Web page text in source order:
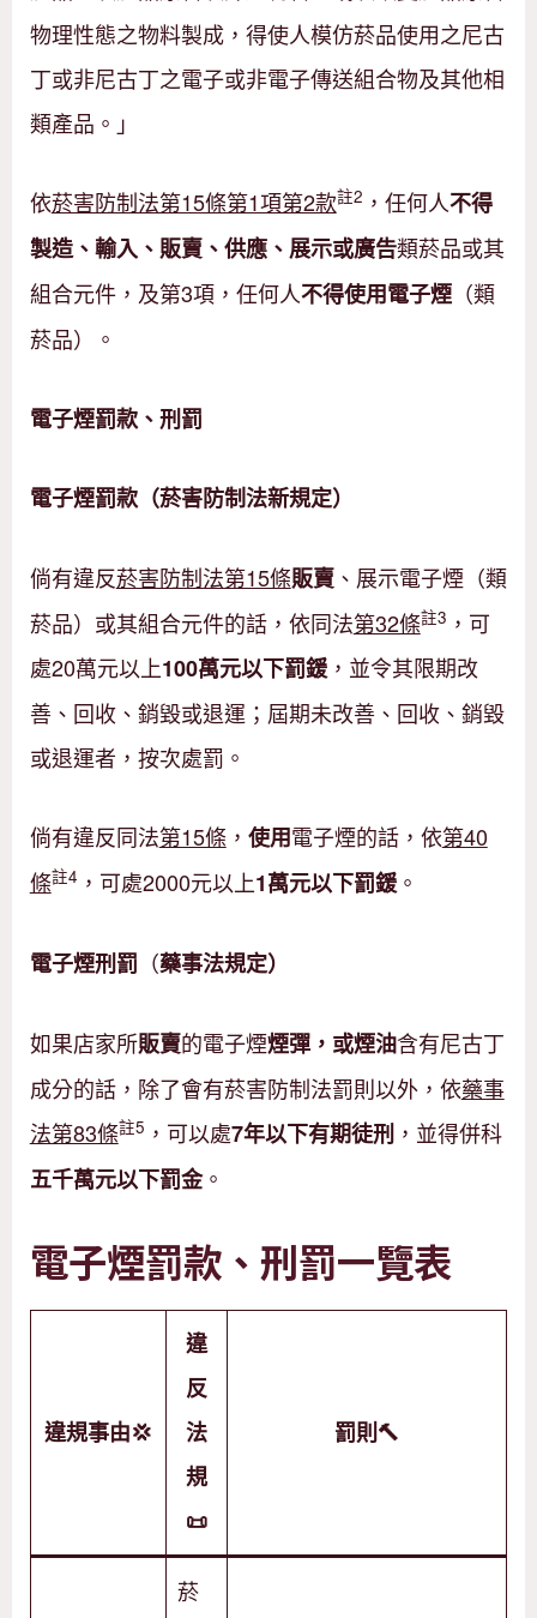
物理性態之物料製成，得使人模仿菸品使用之尼古
丁或非尼古丁之電子或非電子傳送組合物及其他相
類產品。」
依菸害防制法第15條第1項第2款註2 ，任何人不得
製造、輸入、販賣、供應、展示或廣告類菸品或其
組合元件，及第3項，任何人不得使用電子煙（類
菸品）。
電子煙罰款、刑罰
電子煙罰款（菸害防制法新規定）
倘有違反菸害防制法第15條販賣、展示電子煙（類
菸品）或其組合元件的話，依同法第32條註3 ，可
處20萬元以上100萬元以下罰鍰，並令其限期改
善、回收、銷毀或退運；屆期未改善、回收、銷毀
或退運者，按次處罰。
倘有違反同法第15條 ， 使用電子煙的話，依第40
條註4 ，可處2000元以上1萬元以下罰鍰。
電子煙刑罰 （藥事法規定）
如果店家所販賣的電子煙煙彈，或煙油含有尼古丁
成分的話，除了會有菸害防制法罰則以外，依藥事
法第83條註5 ，可以處7年以下有期徒刑，並得併科
五千萬元以下罰金。
電子煙罰款、刑罰一覽表
違規事由💢
違
反
法
規
📜
罰則🔨
菸